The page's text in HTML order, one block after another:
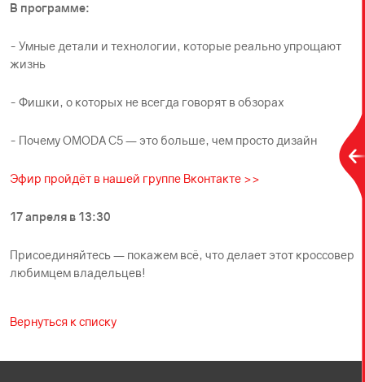
В программе:
- Умные детали и технологии, которые реально упрощают
жизнь
- Фишки, о которых не всегда говорят в обзорах
- Почему OMODA C5 — это больше, чем просто дизайн
Эфир пройдёт в нашей группе Вконтакте >>
17 апреля в 13:30
Присоединяйтесь — покажем всё, что делает этот кроссовер
любимцем владельцев!
Вернуться к списку